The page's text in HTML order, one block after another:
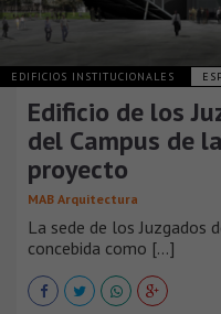
EDIFICIOS INSTITUCIONALES
Edificio de los
del Campus de
proyecto
MAB Arquitectura
La sede de los Juzgados
concebida como [...]